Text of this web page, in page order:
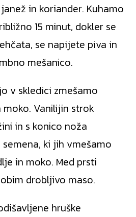
in koriander. Kuhamo
15 minut, dokler se
se napijete piva in
mešanico.
v skledici zmešamo
moko. Vanilijin strok
in s konico noža
ki jih vmešamo
in moko. Med prsti
drobljivo maso.
hruške